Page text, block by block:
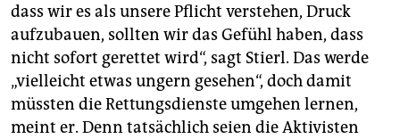
dass wir es als unsere Pflicht verstehen, Druck
aufzubauen, sollten wir das Gefühl haben, dass
nicht sofort gerettet wird“, sagt Stierl. Das werde
„vielleicht etwas ungern gesehen“, doch damit
müssten die Rettungsdienste umgehen lernen,
meint er. Denn tatsächlich seien die Aktivisten